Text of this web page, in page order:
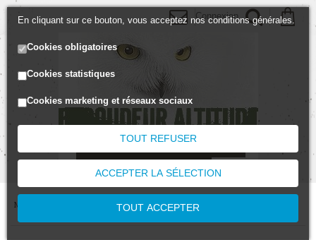
Connexion
MENU
En cliquant sur ce bouton, vous acceptez nos conditions générales.
Cookies obligatoires
Cookies statistiques
Cookies marketing et réseaux sociaux
TOUT REFUSER
ACCEPTER LA SÉLECTION
TOUT ACCEPTER